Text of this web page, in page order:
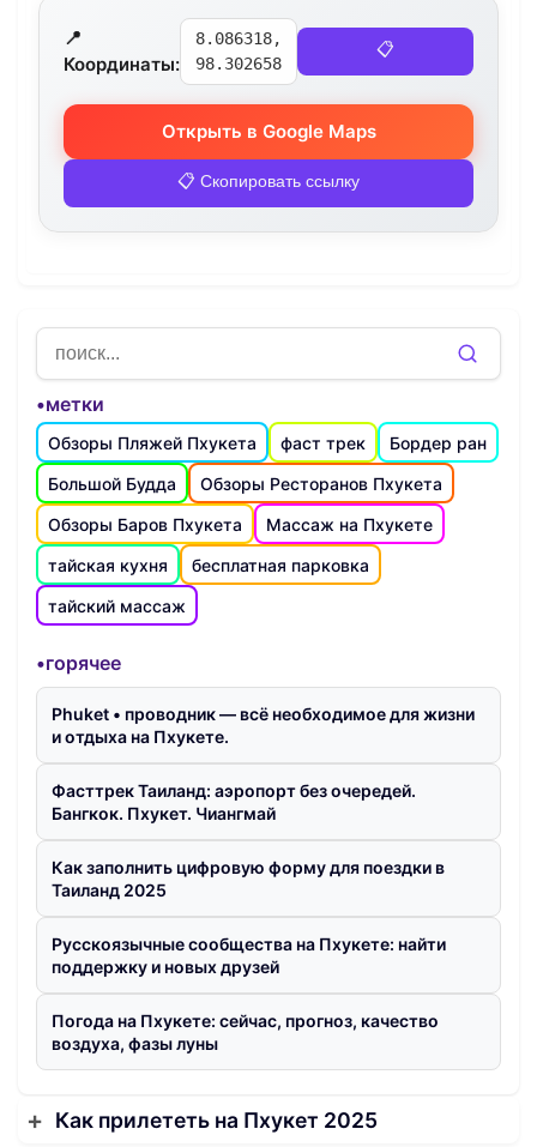
📍
Координаты:
8.086318,
98.302658
📋
Открыть в Google Maps
📋 Скопировать ссылку
•метки
Обзоры Пляжей Пхукета фаст трек
Бордер ран
Большой Будда
Обзоры Ресторанов Пхукета
Обзоры Баров Пхукета
Массаж на Пхукете
тайская кухня
бесплатная парковка
тайский массаж
•горячее
Phuket • проводник — всё необходимое для жизни
и отдыха на Пхукете.
Фасттрек Таиланд: аэропорт без очередей.
Бангкок. Пхукет. Чиангмай
Как заполнить цифровую форму для поездки в
Таиланд 2025
Русскоязычные сообщества на Пхукете: найти
поддержку и новых друзей
Погода на Пхукете: сейчас, прогноз, качество
воздуха, фазы луны
Как прилететь на Пхукет 2025